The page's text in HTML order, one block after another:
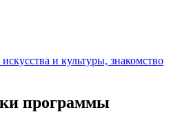
и культуры, знакомство
программы